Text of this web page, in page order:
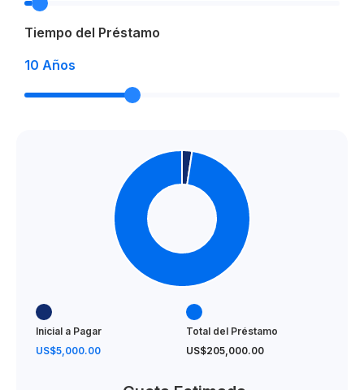
Tiempo del Préstamo
10 Años
Inicial a Pagar
US$5,000.00
Total del Préstamo
US$205,000.00